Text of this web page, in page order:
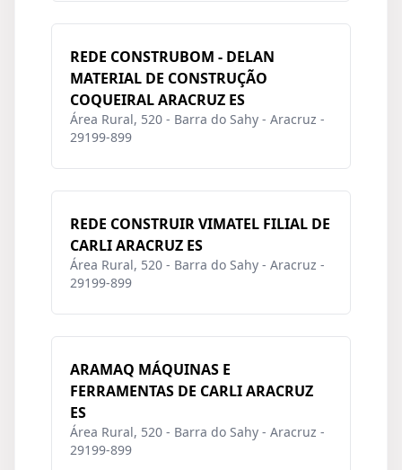
REDE CONSTRUBOM - DELAN
MATERIAL DE CONSTRUÇÃO
COQUEIRAL ARACRUZ ES
Área Rural, 520 - Barra do Sahy - Aracruz -
29199-899
REDE CONSTRUIR VIMATEL FILIAL DE
CARLI ARACRUZ ES
Área Rural, 520 - Barra do Sahy - Aracruz -
29199-899
ARAMAQ MÁQUINAS E
FERRAMENTAS DE CARLI ARACRUZ
ES
Área Rural, 520 - Barra do Sahy - Aracruz -
29199-899